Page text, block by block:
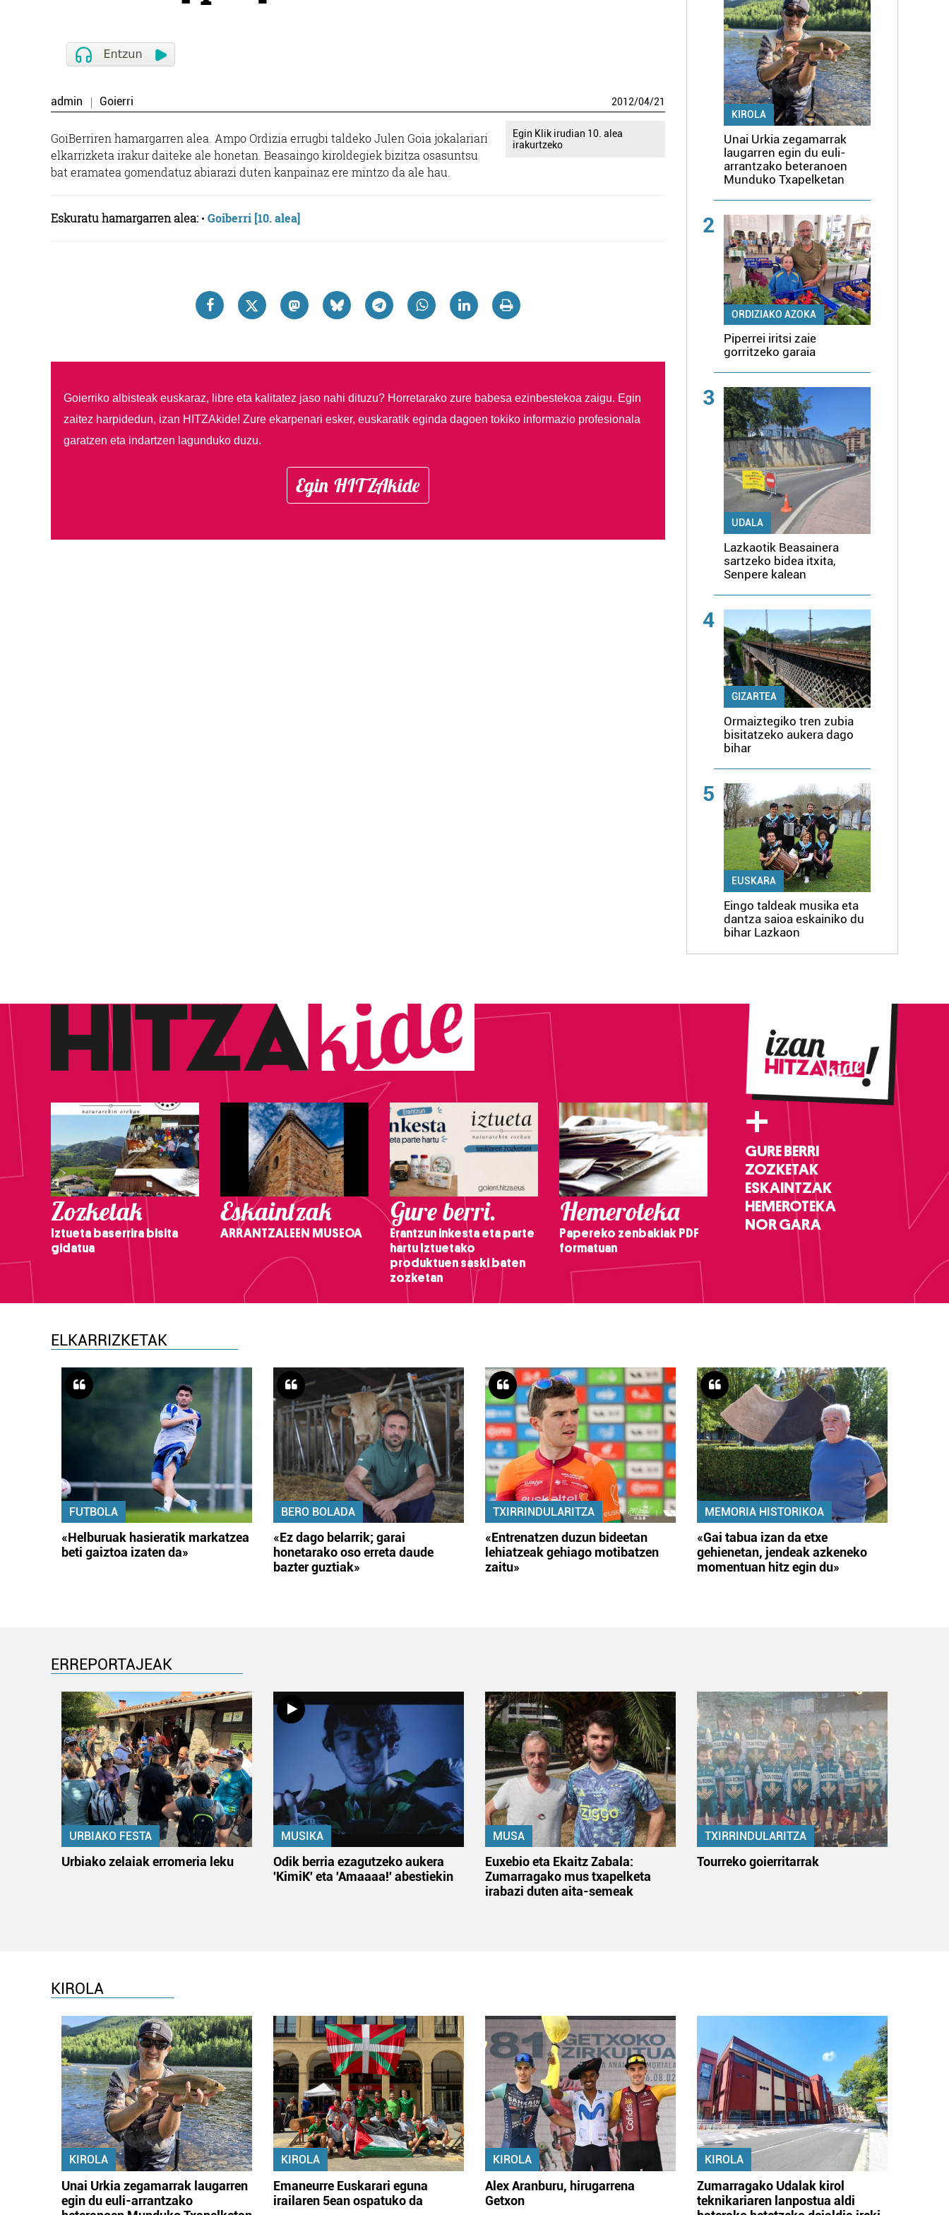
admin Goierri 2012/04/21
Egin Klik irudian 10. alea
irakurtzeko
GoiBerriren hamargarren alea. Ampo Ordizia errugbi taldeko Julen Goia jokalariari
elkarrizketa irakur daiteke ale honetan. Beasaingo kiroldegiek bizitza osasuntsu
bat eramatea gomendatuz abiarazi duten kanpainaz ere mintzo da ale hau.
Eskuratu hamargarren alea: • Goiberri [10. alea]
Goierriko albisteak euskaraz, libre eta kalitatez jaso nahi dituzu? Horretarako zure babesa ezinbestekoa zaigu. Egin
zaitez harpidedun, izan HITZAkide! Zure ekarpenari esker, euskaratik eginda dagoen tokiko informazio profesionala
garatzen eta indartzen lagunduko duzu.
Egin HITZAkide
KIROLA
Unai Urkia zegamarrak
laugarren egin du euli-
arrantzako beteranoen
Munduko Txapelketan
2
ORDIZIAKO AZOKA
Piperrei iritsi zaie
gorritzeko garaia
3
UDALA
Lazkaotik Beasainera
sartzeko bidea itxita,
Senpere kalean
4
GIZARTEA
Ormaiztegiko tren zubia
bisitatzeko aukera dago
bihar
5
EUSKARA
Eingo taldeak musika eta
dantza saioa eskainiko du
bihar Lazkaon
Zozketak
Iztueta baserrira bisita
gidatua
Eskaintzak
ARRANTZALEEN MUSEOA
Gure berri.
Erantzun inkesta eta parte
hartu Iztuetako
produktuen saski baten
zozketan
Hemeroteka
Papereko zenbakiak PDF
formatuan
+
GURE BERRI
ZOZKETAK
ESKAINTZAK
HEMEROTEKA
NOR GARA
ELKARRIZKETAK
FUTBOLA
«Helburuak hasieratik markatzea
beti gaiztoa izaten da»
BERO BOLADA
«Ez dago belarrik; garai
honetarako oso erreta daude
bazter guztiak»
TXIRRINDULARITZA
«Entrenatzen duzun bideetan
lehiatzeak gehiago motibatzen
zaitu»
MEMORIA HISTORIKOA
«Gai tabua izan da etxe
gehienetan, jendeak azkeneko
momentuan hitz egin du»
ERREPORTAJEAK
URBIAKO FESTA
Urbiako zelaiak erromeria leku
MUSIKA
Odik berria ezagutzeko aukera
'KimiK' eta 'Amaaaa!' abestiekin
MUSA
Euxebio eta Ekaitz Zabala:
Zumarragako mus txapelketa
irabazi duten aita-semeak
TXIRRINDULARITZA
Tourreko goierritarrak
KIROLA
KIROLA
Unai Urkia zegamarrak laugarren
egin du euli-arrantzako
KIROLA
Emaneurre Euskarari eguna
irailaren 5ean ospatuko da
KIROLA
Alex Aranburu, hirugarrena
Getxon
KIROLA
Zumarragako Udalak kirol
teknikariaren lanpostua aldi